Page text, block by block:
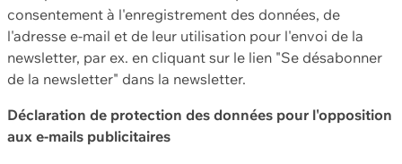
consentement à l'enregistrement des données, de
l'adresse e-mail et de leur utilisation pour l'envoi de la
newsletter, par ex. en cliquant sur le lien "Se désabonner
de la newsletter" dans la newsletter.
Déclaration de protection des données pour l'opposition
aux e-mails publicitaires